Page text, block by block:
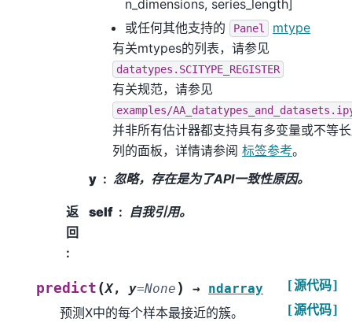
n_dimensions, series_length]
或任何其他支持的
Panel
mtype
有关mtypes的列表，请参见
datatypes.SCITYPE_REGISTER
有关规范，请参见
examples/
并非所有估计器都支持具有多变量或不等
列的面板，详情请参阅 标签参考。
y
忽略，存在是为了API一致性原因。
返
回
:
self 自我引用。
predict (X, y=None ) → ndarray
[源代码]
[源代码]
预测X中的每个样本最接近的簇。